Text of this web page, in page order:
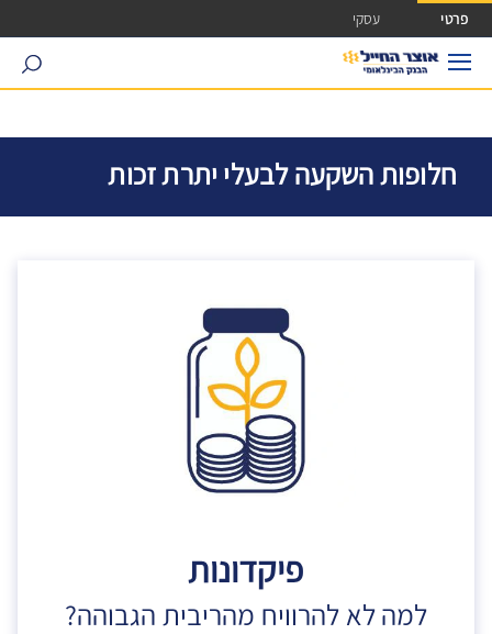
גישה ישירה לכפתור כניסה לחשבונך
פרטי עסקי
search
חלופות השקעה לבעלי יתרת זכות
פיקדונות
למה לא להרוויח מהריבית הגבוהה?